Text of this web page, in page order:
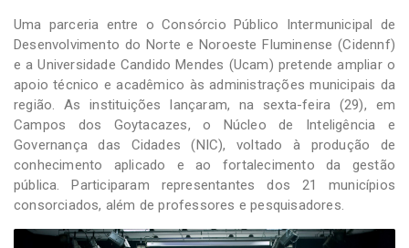
Uma parceria entre o Consórcio Público Intermunicipal de
Desenvolvimento do Norte e Noroeste Fluminense (Cidennf)
e a Universidade Candido Mendes (Ucam) pretende ampliar o
apoio técnico e acadêmico às administrações municipais da
região. As instituições lançaram, na sexta-feira (29), em
Campos dos Goytacazes, o Núcleo de Inteligência e
Governança das Cidades (NIC), voltado à produção de
conhecimento aplicado e ao fortalecimento da gestão
pública. Participaram representantes dos 21 municípios
consorciados, além de professores e pesquisadores.